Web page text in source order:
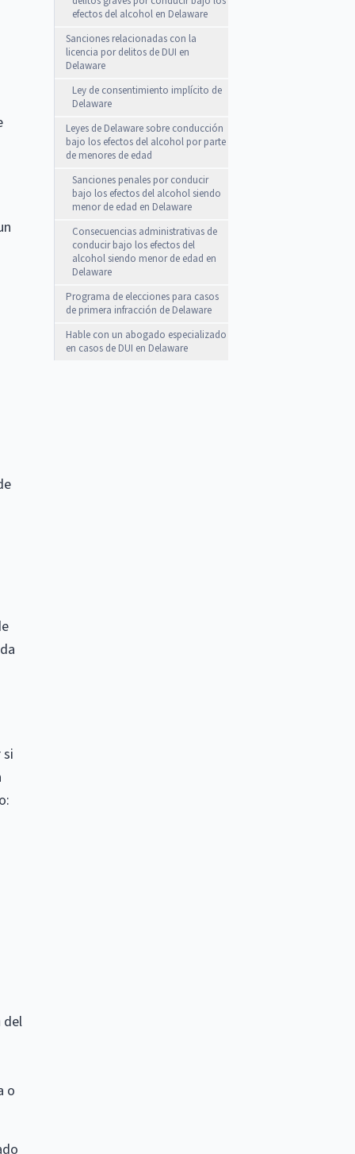
del
o
efectos del alcohol en Delaware
Sanciones relacionadas con la
licencia por delitos de DUI en
Delaware
Ley de consentimiento implícito de
Delaware
Leyes de Delaware sobre conducción
bajo los efectos del alcohol por parte
de menores de edad
Sanciones penales por conducir
bajo los efectos del alcohol siendo
menor de edad en Delaware
Consecuencias administrativas de
conducir bajo los efectos del
alcohol siendo menor de edad en
Delaware
Programa de elecciones para casos
de primera infracción de Delaware
Hable con un abogado especializado
en casos de DUI en Delaware